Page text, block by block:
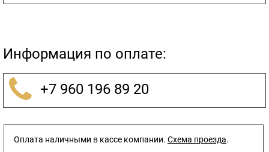
Информация по оплате:
+7 960 196 89 20
Оплата наличными в кассе компании. Схема проезда.